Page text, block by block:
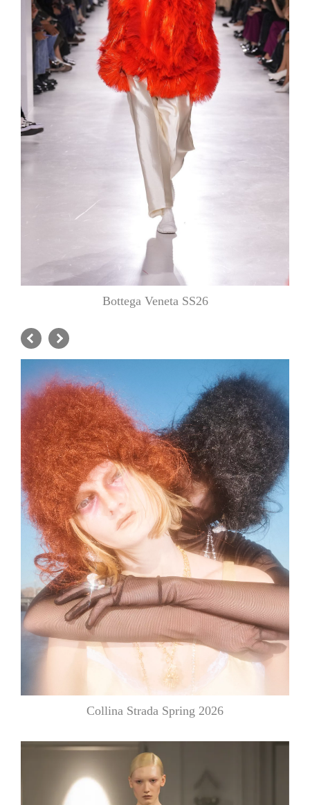
Bottega Veneta SS26
Collina Strada Spring 2026